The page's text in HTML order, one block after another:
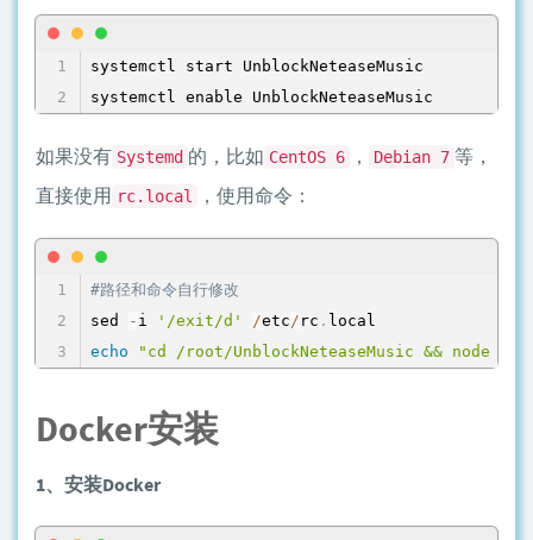
systemctl start UnblockNeteaseMusic
systemctl enable UnblockNeteaseMusic
如果没有 Systemd 的，比如 CentOS 6 ， Debian 7 等，
直接使用 rc.local ，使用命令：
#路径和命令自行修改
sed
- i '/exit/d' /etc / rc .
echo
"cd /root/UnblockNeteaseMusic && node
Docker安装
1、安装Docker